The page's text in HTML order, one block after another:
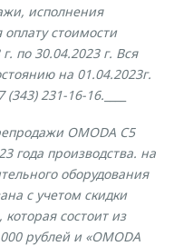
исполнения
стоимости
по 30.04.2023 г. Вся
на 01.04.2023г.
231-16-16.
OMODA C5
года производства. на
оборудования
с учетом скидки
состоит из
рублей и «OMODA